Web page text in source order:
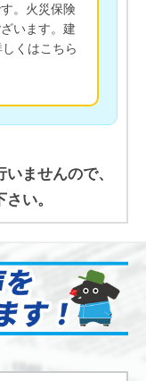
。火災保険
います。建
くはこちら
ませんので、
い。